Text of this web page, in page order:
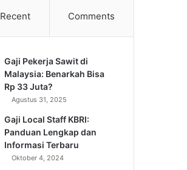
Recent Comments
Gaji Pekerja Sawit di
Malaysia: Benarkah Bisa
Rp 33 Juta?
Agustus 31, 2025
Gaji Local Staff KBRI:
Panduan Lengkap dan
Informasi Terbaru
Oktober 4, 2024